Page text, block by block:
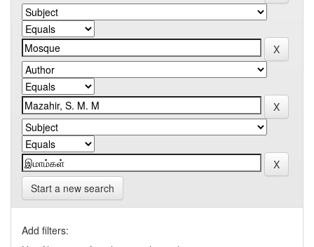
Start a new search
Add filters: